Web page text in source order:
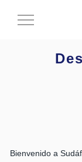
Cambiar
Bienvenido a